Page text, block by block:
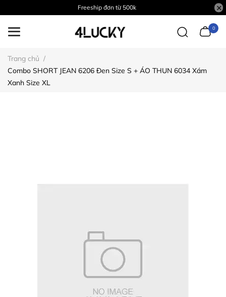
Freeship đơn từ 500k
0
Trang chủ /
Combo SHORT JEAN 6206 Đen Size S + ÁO THUN 6034 Xám
Xanh Size XL